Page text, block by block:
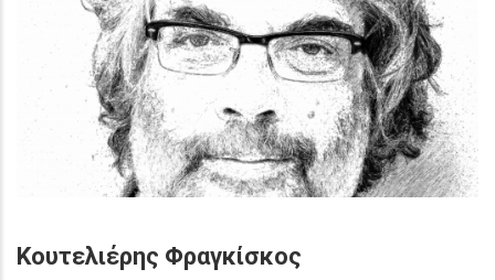
Κουτελιέρης Φραγκίσκος